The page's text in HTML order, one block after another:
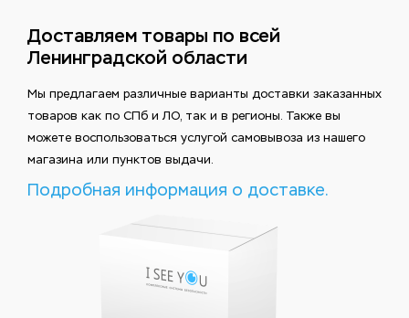
Доставляем товары по всей
Ленинградской области
Мы предлагаем различные варианты доставки заказанных
товаров как по СПб и ЛО, так и в регионы. Также вы
можете воспользоваться услугой самовывоза из нашего
магазина или пунктов выдачи.
Подробная информация о доставке.